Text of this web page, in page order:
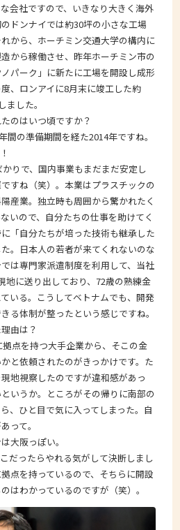
会社ですので、いきなり大きく海外
ドンナイでは約30坪の小さな工場
から、ホーチミン交通大学の構内に
から稼働させ、昨年ホーチミン市の
パーク」に新たに工場を開設し成形
、ロンアイに8月末に竣工した約
した。
のはいつ頃ですか？
間の準備期間を経た2014年ですね。
りで、国内事業もまだまだ安定し
すね（笑）。本業はプラスチックの
産業。独立時も周囲から驚かれたく
いので、自分たちの仕事を助けてく
「自分たちが培った技術も継承した
。日本人の若者が来てくれないのな
は専門家派遣制度を利用して、当社
地に送り出しており、72歳の熟練金
いる。こうしてベトナムでも、開発
る体制が整ったという感じですね。
由は？
点を持つ大手企業から、そこの金
と依頼されたのがきっかけです。た
地視察したのですが違和感があっ
いうか。ところがその帰りに南部の
、ひと目で気に入ってしまった。自
って。
大阪っぽい。
だったらやれる気がして決断しまし
点を持っているので、そちらに開設
はわかっているのですが（笑）。